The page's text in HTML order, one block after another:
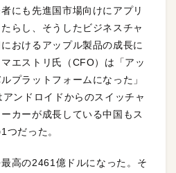
にも先進国市場向けにアプリ
らし、そうしたビジネスチャ
おけるアップル製品の成長に
エストリ氏（CFO）は「アッ
プラットフォームになった」
ンドロイドからのスイッチャ
カーが成長している中国もス
つだった。
高の2461億ドルになった。そ